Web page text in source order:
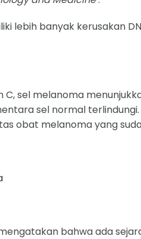
lebih banyak kerusakan
sel melanoma
sel normal terlindungi.
obat melanoma yang
bahwa ada